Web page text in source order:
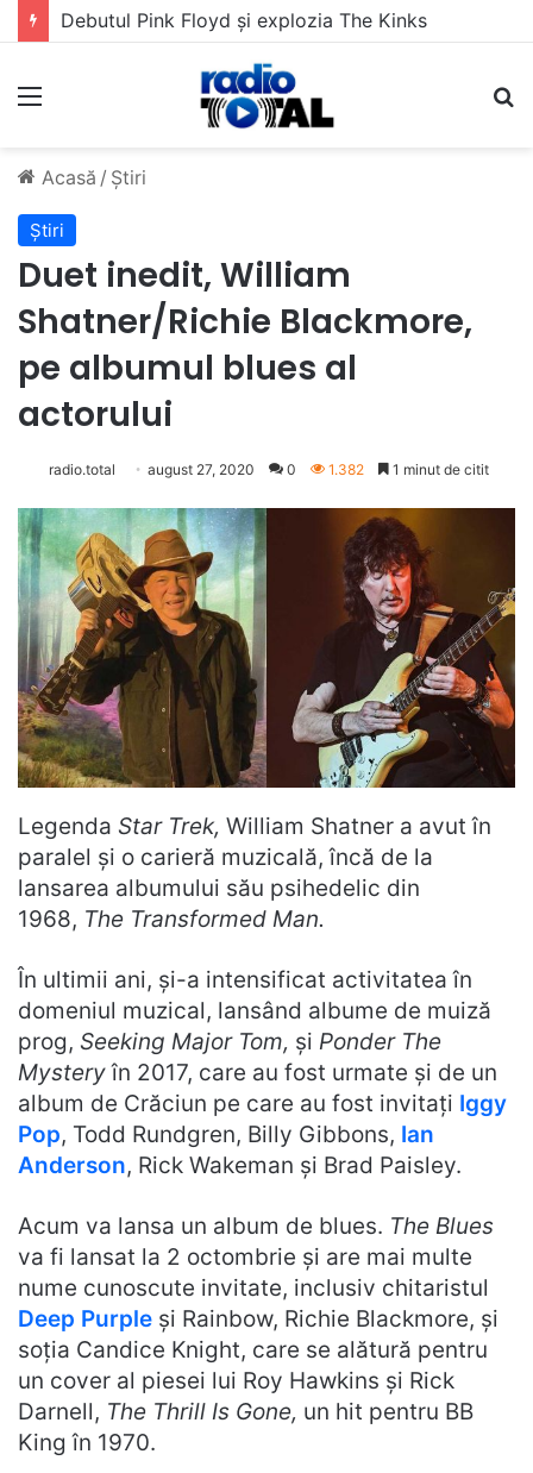
Meniu
Acasă / Știri
Știri
Duet inedit, William
Shatner/Richie Blackmore,
pe albumul blues al
actorului
radio.total august 27, 2020 0 1.382 1 minut de citit
Legenda Star Trek, William Shatner a avut în
paralel și o carieră muzicală, încă de la
lansarea albumului său psihedelic din
1968, The Transformed Man.
În ultimii ani, și-a intensificat activitatea în
domeniul muzical, lansând albume de muiză
prog, Seeking Major Tom, și Ponder The
Mysteryîn 2017, care au fost urmate și de un
album de Crăciun pe care au fost invitați Iggy
Pop, Todd Rundgren, Billy Gibbons, Ian
Anderson, Rick Wakeman și Brad Paisley.
Acum va lansa un album de blues. The Blues
va fi lansat la 2 octombrie și are mai multe
nume cunoscute invitate, inclusiv chitaristul
Deep Purple și Rainbow, Richie Blackmore, și
soția Candice Knight, care se alătură pentru
un cover al piesei lui Roy Hawkins și Rick
Darnell, The Thrill Is Gone, un hit pentru BB
King în 1970.